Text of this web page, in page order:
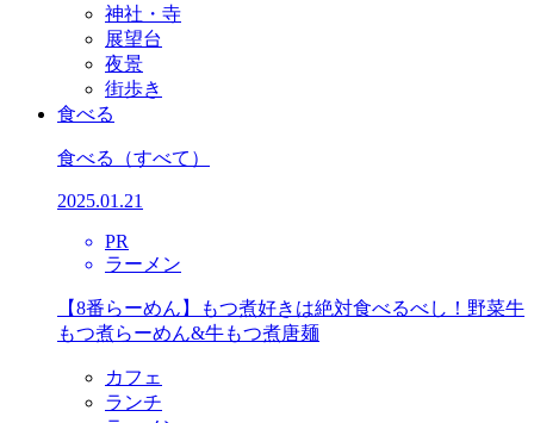
神社・寺
展望台
夜景
街歩き
食べる
食べる （すべて）
2025.01.21
PR
ラーメン
【8番らーめん】もつ煮好きは絶対食べるべし！野菜牛
もつ煮らーめん&牛もつ煮唐麺
カフェ
ランチ